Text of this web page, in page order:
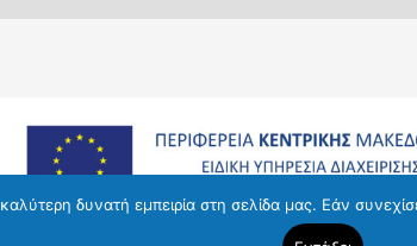
δυνατή εμπειρία στη σελίδα μας. Εάν